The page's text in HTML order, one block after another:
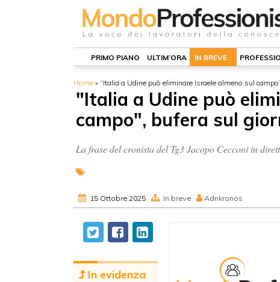
PRIMO PIANO ULTIM’ORA IN BREVE
Home » “Italia a Udine può eliminare Israele almeno sul
"Italia a Udine può
campo", bufera sul
La frase del cronista del Tg3 Jacopo Cecconi in
15 Ottobre 2025 In breve Adnkronos
In evidenza